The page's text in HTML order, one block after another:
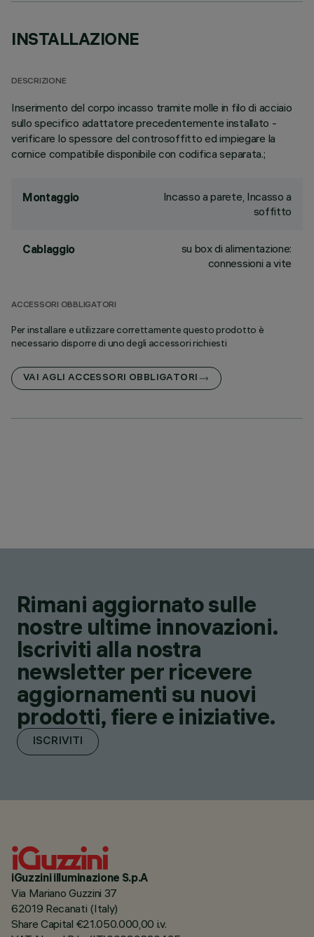
INSTALLAZIONE
DESCRIZIONE
Inserimento del corpo incasso tramite molle in filo di acciaio
sullo specifico adattatore precedentemente installato -
verificare lo spessore del controsoffitto ed impiegare la
cornice compatibile disponibile con codifica separata.;
Montaggio
Incasso a parete, Incasso a
soffitto
Cablaggio
su box di alimentazione:
connessioni a vite
ACCESSORI OBBLIGATORI
Per installare e utilizzare correttamente questo prodotto è
necessario disporre di uno degli accessori richiesti
VAI AGLI ACCESSORI OBBLIGATORI
Rimani aggiornato sulle
nostre ultime innovazioni.
Iscriviti alla nostra
newsletter per ricevere
aggiornamenti su nuovi
prodotti, fiere e iniziative.
ISCRIVITI
iGuzzini illuminazione S.p.A
Via Mariano Guzzini 37
62019 Recanati (Italy)
Share Capital €21.050.000,00 i.v.